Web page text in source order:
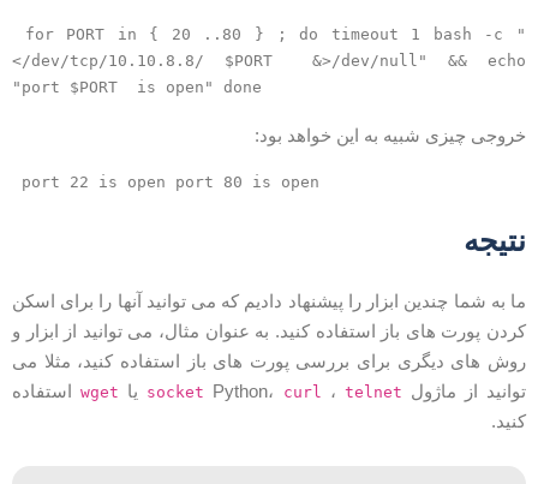
for PORT in { 20 ..80 } ; do timeout 1 bash -c
</dev/tcp/10.10.8.8/ $PORT  &>/dev/null" &&
"port $PORT  is open" done
چیزی شبیه به این خواهد بود:
port 22 is open port 80 is open
به شما چندین ابزار را پیشنهاد دادیم که می توانید آنها را برای اسکن
پورت های باز استفاده کنید. به عنوان مثال، می توانید از ابزار و
های دیگری برای بررسی پورت های باز استفاده کنید، مثلا می
از ماژول
socketPython،curl ،telnet یاwgetاستفاده